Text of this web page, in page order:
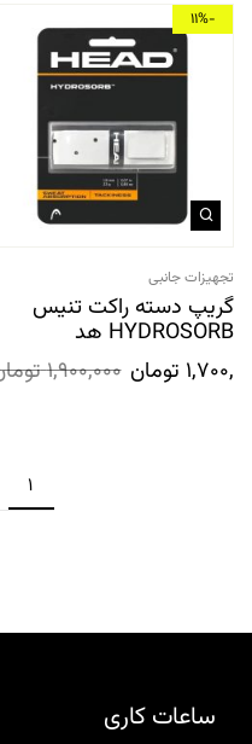
-11%
تجهیزات جانبی
گریپ دسته راکت تنیس
HYDROSORB هد
1,900,000 تومان
1
ساعات کاری